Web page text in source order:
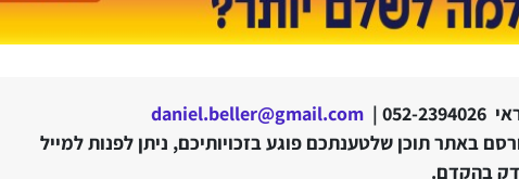
|
daniel.beller@gmail.com
באתר תוכן שלטענתכם פוגע בזכויותיכם, ניתן לפנות למייל
בהקדם.